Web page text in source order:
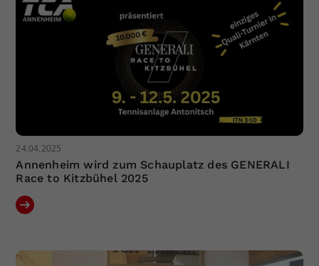
24.04.2025
Annenheim wird zum Schauplatz des GENERALI
Race to Kitzbühel 2025